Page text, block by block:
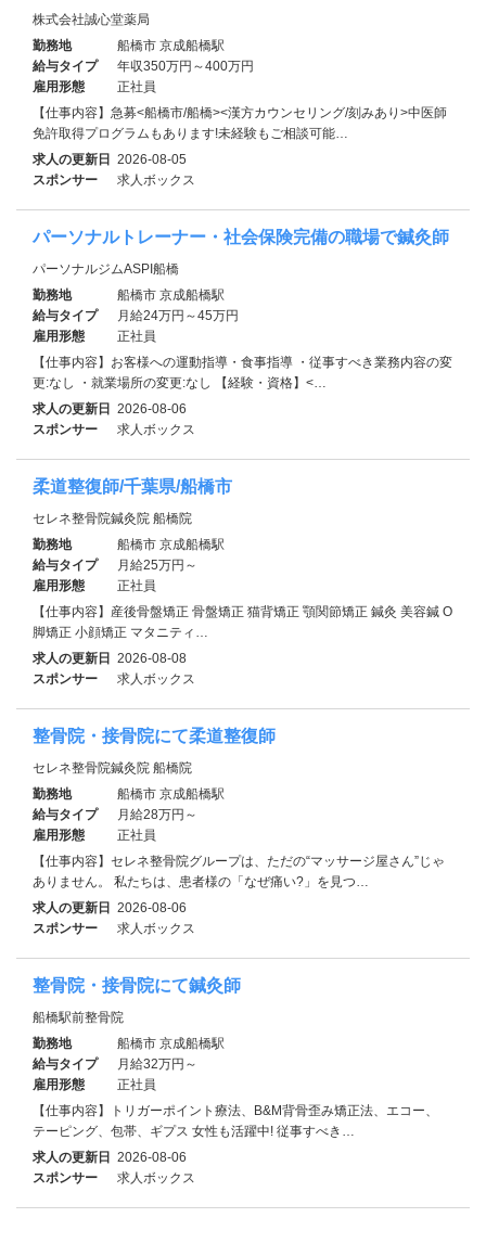
株式会社誠心堂薬局
勤務地
船橋市 京成船橋駅
給与タイプ
年収350万円～400万円
雇用形態
正社員
【仕事内容】急募<船橋市/船橋><漢方カウンセリング/刻みあり>中医師
免許取得プログラムもあります!未経験もご相談可能…
求人の更新日 2026-08-05
スポンサー
求人ボックス
パーソナルトレーナー・社会保険完備の職場で鍼灸師
パーソナルジムASPI船橋
勤務地
船橋市 京成船橋駅
給与タイプ
月給24万円～45万円
雇用形態
正社員
【仕事内容】お客様への運動指導・食事指導 ・従事すべき業務内容の変
更:なし ・就業場所の変更:なし 【経験・資格】<…
求人の更新日 2026-08-06
スポンサー
求人ボックス
柔道整復師/千葉県/船橋市
セレネ整骨院鍼灸院 船橋院
勤務地
船橋市 京成船橋駅
給与タイプ
月給25万円～
雇用形態
正社員
【仕事内容】産後骨盤矯正 骨盤矯正 猫背矯正 顎関節矯正 鍼灸 美容鍼 O
脚矯正 小顔矯正 マタニティ…
求人の更新日 2026-08-08
スポンサー
求人ボックス
整骨院・接骨院にて柔道整復師
セレネ整骨院鍼灸院 船橋院
勤務地
船橋市 京成船橋駅
給与タイプ
月給28万円～
雇用形態
正社員
【仕事内容】セレネ整骨院グループは、ただの“マッサージ屋さん”じゃ
ありません。 私たちは、患者様の「なぜ痛い?」を見つ…
求人の更新日 2026-08-06
スポンサー
求人ボックス
整骨院・接骨院にて鍼灸師
船橋駅前整骨院
勤務地
船橋市 京成船橋駅
給与タイプ
月給32万円～
雇用形態
正社員
【仕事内容】トリガーポイント療法、B&M背骨歪み矯正法、エコー、
テーピング、包帯、ギプス 女性も活躍中! 従事すべき…
求人の更新日 2026-08-06
スポンサー
求人ボックス